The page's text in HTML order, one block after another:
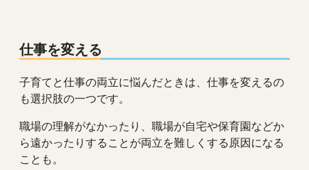
仕事を変える
子育てと仕事の両立に悩んだときは、仕事を変えるの
も選択肢の一つです。
職場の理解がなかったり、職場が自宅や保育園などか
ら遠かったりすることが両立を難しくする原因になる
ことも。